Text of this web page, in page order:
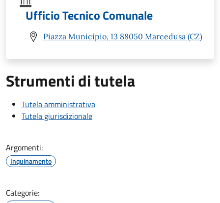
Ufficio Tecnico Comunale
Piazza Municipio, 13 88050 Marcedusa (CZ)
Strumenti di tutela
Tutela amministrativa
Tutela giurisdizionale
Argomenti:
Inquinamento
Categorie: